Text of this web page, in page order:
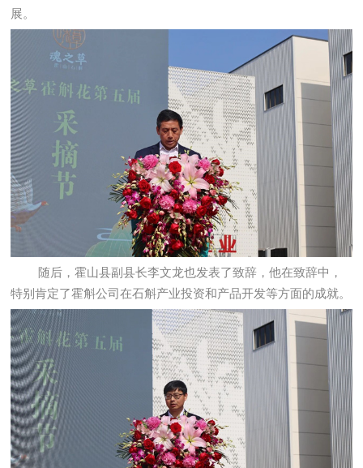
展。
随后，霍山县副县长李文龙也发表了致辞，他在致辞中，
特别肯定了霍斛公司在石斛产业投资和产品开发等方面的成就。